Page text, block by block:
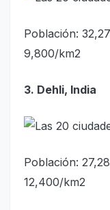
Población:
9,800/km2
3. Dehli, India
Población:
12,400/km2